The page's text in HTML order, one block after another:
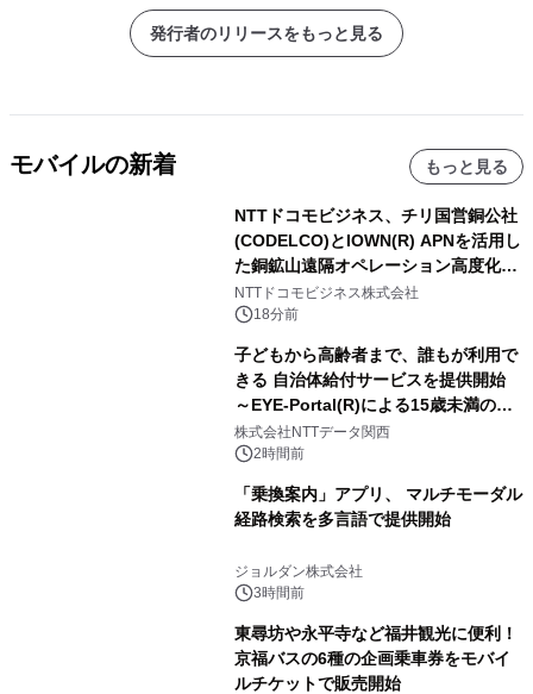
発行者のリリースをもっと見る
モバイルの新着 もっと見る
NTTドコモビジネス、チリ国営銅公社
(CODELCO)とIOWN(R) APNを活用し
た銅鉱山遠隔オペレーション高度化に
向けた調査・実証を開始
NTTドコモビジネス株式会社
18分前
子どもから高齢者まで、誰もが利用で
きる 自治体給付サービスを提供開始
～EYE-Portal(R)による15歳未満の本
人認証と デジタルデバイド対策で実現
～
株式会社NTTデータ関西
2時間前
「乗換案内」アプリ、 マルチモーダル
経路検索を多言語で提供開始
ジョルダン株式会社
3時間前
東尋坊や永平寺など福井観光に便利！
京福バスの6種の企画乗車券をモバイ
ルチケットで販売開始